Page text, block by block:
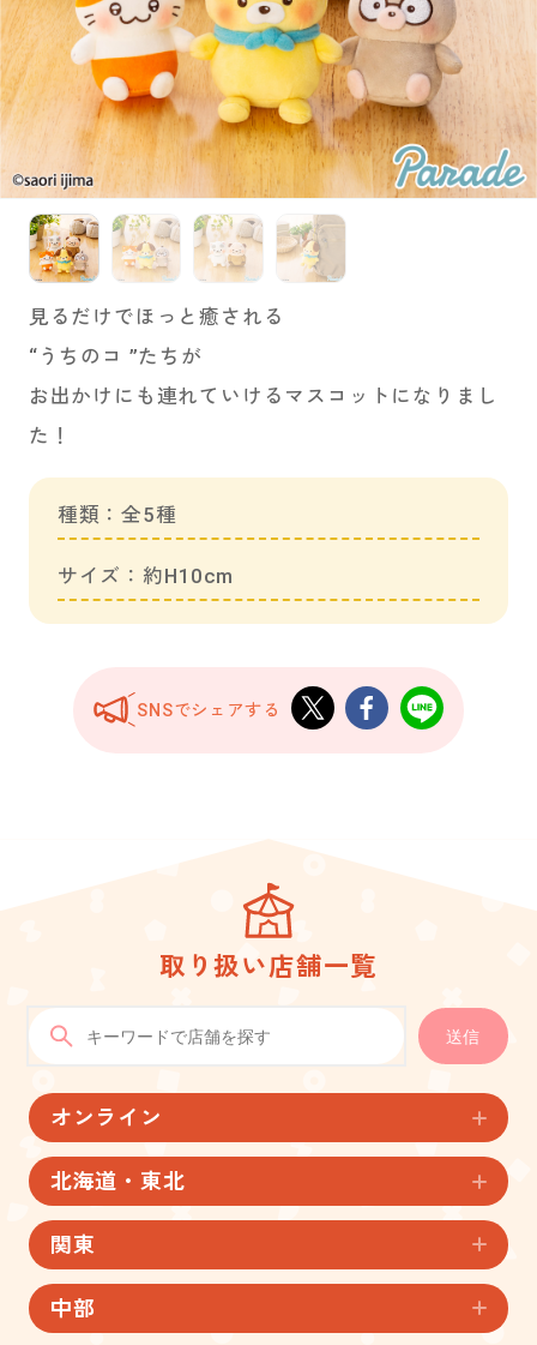
CAPSULE TOY 公式 Instagram
プライバシーポリシー
見るだけでほっと癒される
“うちのコ ”たちが
お出かけにも連れていけるマスコットになりまし
た！
種類：全5種
サイズ：約H10cm
SNSでシェアする
取り扱い店舗一覧
送信
オンライン
北海道・東北
関東
中部